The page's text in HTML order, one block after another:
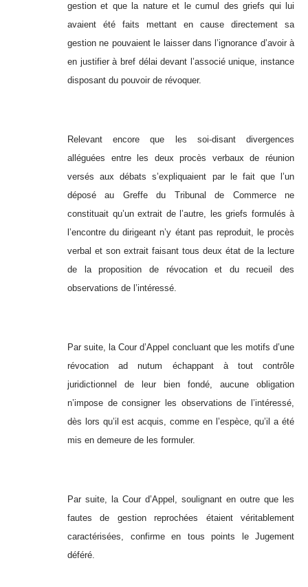
gestion et que la nature et le cumul des griefs qui lui
avaient été faits mettant en cause directement sa
gestion ne pouvaient le laisser dans l’ignorance d’avoir à
en justifier à bref délai devant l’associé unique, instance
disposant du pouvoir de révoquer.
Relevant encore que les soi-disant divergences
alléguées entre les deux procès verbaux de réunion
versés aux débats s’expliquaient par le fait que l’un
déposé au Greffe du Tribunal de Commerce ne
constituait qu’un extrait de l’autre, les griefs formulés à
l’encontre du dirigeant n’y étant pas reproduit, le procès
verbal et son extrait faisant tous deux état de la lecture
de la proposition de révocation et du recueil des
observations de l’intéressé.
Par suite, la Cour d’Appel concluant que les motifs d’une
révocation ad nutum échappant à tout contrôle
juridictionnel de leur bien fondé, aucune obligation
n’impose de consigner les observations de l’intéressé,
dès lors qu’il est acquis, comme en l’espèce, qu’il a été
mis en demeure de les formuler.
Par suite, la Cour d’Appel, soulignant en outre que les
fautes de gestion reprochées étaient véritablement
caractérisées, confirme en tous points le Jugement
déféré.